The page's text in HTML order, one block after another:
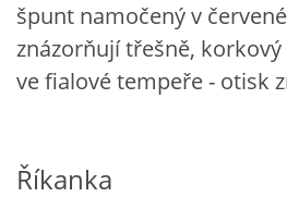
VÝTVARNÉ AKTIVITY - JARO
špunt namočený v
znázorňují třešně,
ve fialové tempeře - otisk
Říkanka